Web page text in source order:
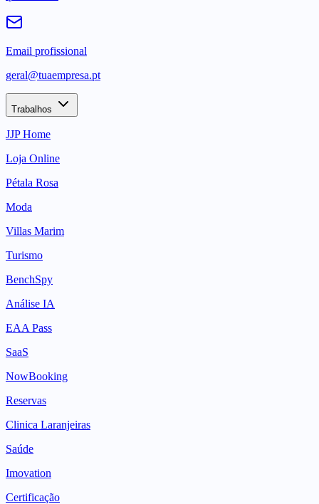
Email profissional
geral@tuaempresa.pt
Trabalhos
JJP Home
Loja Online
Pétala Rosa
Moda
Villas Marim
Turismo
BenchSpy
Análise IA
EAA Pass
SaaS
NowBooking
Reservas
Clinica Laranjeiras
Saúde
Imovation
Certificação